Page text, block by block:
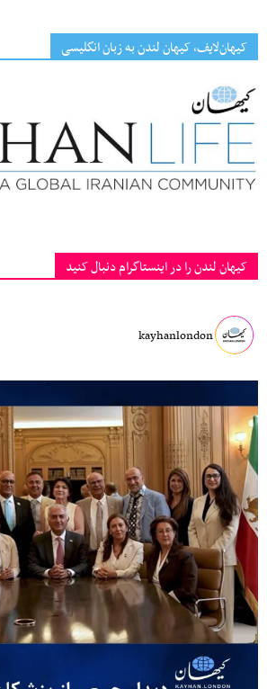
کیهان‌لایف، کیهان لندن به زبان انگلیسی
کیهان لندن را در اینستاگرام دنبال کنید
kayhanlondon